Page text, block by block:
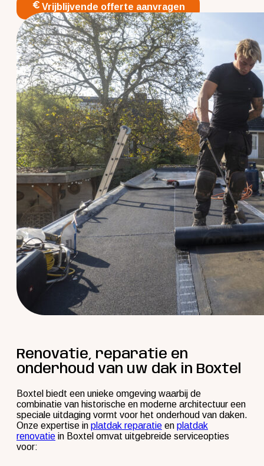
Vrijblijvende offerte aanvragen
Renovatie, reparatie en
onderhoud van uw dak in Boxtel
Boxtel biedt een unieke omgeving waarbij de
combinatie van historische en moderne architectuur een
speciale uitdaging vormt voor het onderhoud van daken.
Onze expertise in platdak reparatie en platdak
renovatie in Boxtel omvat uitgebreide serviceopties
voor: